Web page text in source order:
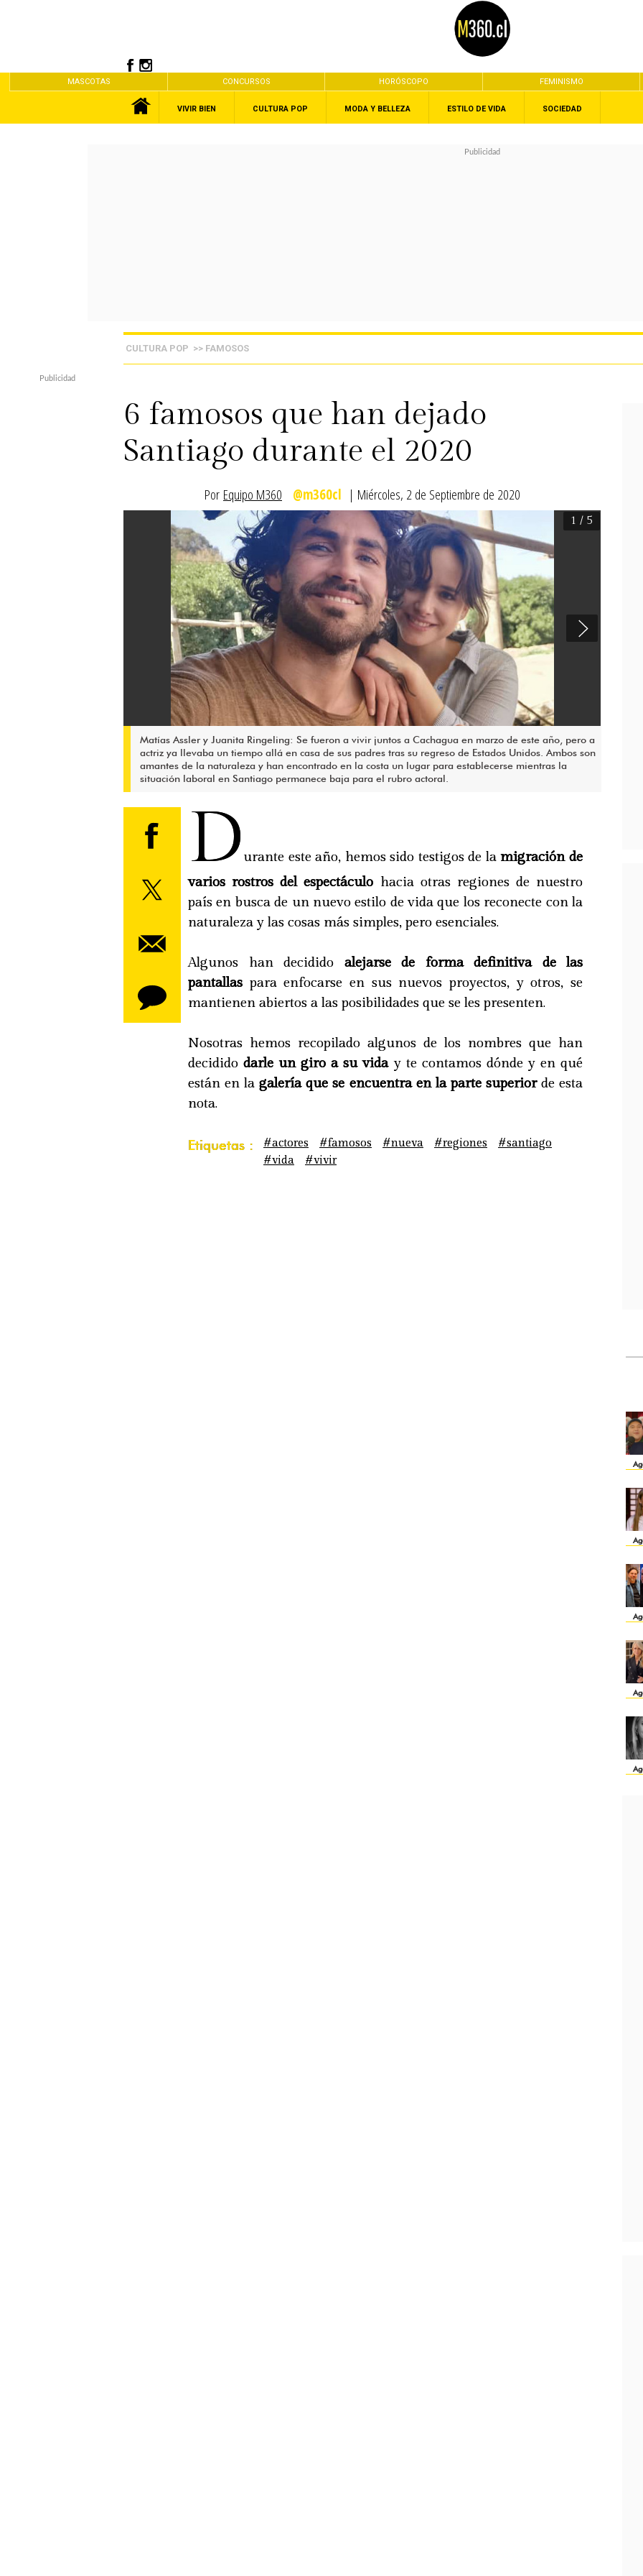
MASCOTAS CONCURSOS HORÓSCOPO FEMINISMO
VIVIR BIEN CULTURA POP MODA Y BELLEZA ESTILO DE VIDA SOCIEDAD
CULTURA POP >> FAMOSOS
6 famosos que han dejado
Santiago durante el 2020
Por Equipo M360 @m360cl | Miércoles, 2 de Septiembre de 2020
1 / 5
Matías Assler y Juanita Ringeling: Se fueron a vivir juntos a Cachagua en marzo de este año, pero a
actriz ya llevaba un tiempo allá en casa de sus padres tras su regreso de Estados Unidos. Ambos son
amantes de la naturaleza y han encontrado en la costa un lugar para establecerse mientras la
situación laboral en Santiago permanece baja para el rubro actoral.
D urante este año, hemos sido testigos de lamigración de
varios rostros del espectáculo hacia otras regiones de nuestro
país en busca de un nuevo estilo de vida que los reconecte con la
naturaleza y las cosas más simples, pero esenciales.
Algunos han decidido alejarse de forma definitiva de las
pantallas para enfocarse en sus nuevos proyectos, y otros, se
mantienen abiertos a las posibilidades que se les presenten.
Nosotras hemos recopilado algunos de los nombres que han
decididodarle un giro a su viday te contamos dónde y en qué
están en lagalería que se encuentra en la parte superiorde esta
nota.
Etiquetas : #actores #famosos #nueva #regiones
#santiago
#vida
#vivir